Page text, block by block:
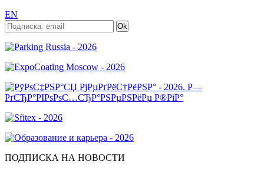
EN
ПОДПИСКА НА НОВОСТИ